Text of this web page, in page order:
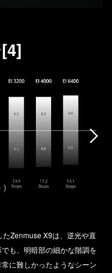
レンジ拡張モード
Zenmuse X9は、逆光や直
も、明暗部の細かな階調を
に難しかったようなシーン